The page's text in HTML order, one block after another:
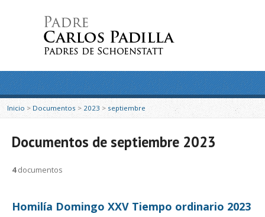
Inicio >Documentos> 2023 > septiembre
Documentos de septiembre 2023
4documentos
Homilía Domingo XXV Tiempo ordinario 2023